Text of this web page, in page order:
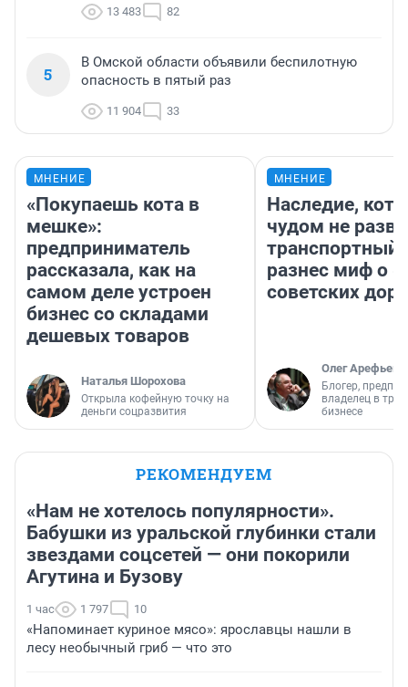
13 483 82
5
В Омской области объявили беспилотную
опасность в пятый раз
11 904 33
МНЕНИЕ
«Покупаешь кота в
мешке»:
предприниматель
рассказала, как на
самом деле устроен
бизнес со складами
дешевых товаров
Наталья Шорохова
Открыла кофейную точку на
деньги соцразвития
МНЕНИЕ
Наследие,
чудом не
транспортный
разнес миф о
советских
Олег Арефьев
Блогер,
владелец в
бизнесе
РЕКОМЕНДУЕМ
«Нам не хотелось популярности».
Бабушки из уральской глубинки стали
звездами соцсетей — они покорили
Агутина и Бузову
1 час 1 797 10
«Напоминает куриное мясо»: ярославцы нашли в
лесу необычный гриб — что это